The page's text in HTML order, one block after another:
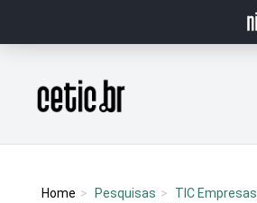
Página inicial
Home Pesquisas TIC Empresas